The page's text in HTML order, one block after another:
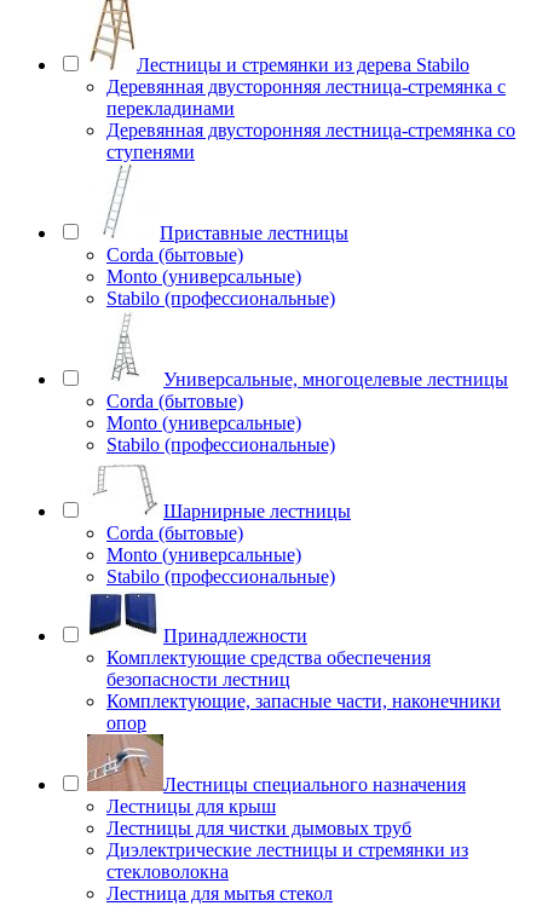
Лестницы и стремянки из дерева Stabilo
Деревянная двусторонняя лестница-стремянка с
перекладинами
Деревянная двусторонняя лестница-стремянка со
ступенями
Приставные лестницы
Corda (бытовые)
Monto (универсальные)
Stabilo (профессиональные)
Универсальные, многоцелевые лестницы
Corda (бытовые)
Monto (универсальные)
Stabilo (профессиональные)
Шарнирные лестницы
Corda (бытовые)
Monto (универсальные)
Stabilo (профессиональные)
Принадлежности
Комплектующие средства обеспечения
безопасности лестниц
Комплектующие, запасные части, наконечники
опор
Лестницы специального назначения
Лестницы для крыш
Лестницы для чистки дымовых труб
Диэлектрические лестницы и стремянки из
стекловолокна
Лестница для мытья стекол